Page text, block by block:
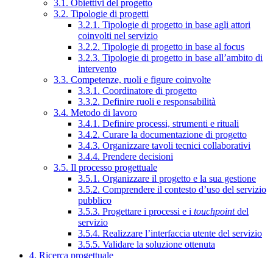
3.1. Obiettivi del progetto
3.2. Tipologie di progetti
3.2.1. Tipologie di progetto in base agli attori
coinvolti nel servizio
3.2.2. Tipologie di progetto in base al focus
3.2.3. Tipologie di progetto in base all’ambito di
intervento
3.3. Competenze, ruoli e figure coinvolte
3.3.1. Coordinatore di progetto
3.3.2. Definire ruoli e responsabilità
3.4. Metodo di lavoro
3.4.1. Definire processi, strumenti e rituali
3.4.2. Curare la documentazione di progetto
3.4.3. Organizzare tavoli tecnici collaborativi
3.4.4. Prendere decisioni
3.5. Il processo progettuale
3.5.1. Organizzare il progetto e la sua gestione
3.5.2. Comprendere il contesto d’uso del servizio
pubblico
3.5.3. Progettare i processi e i touchpointdel
servizio
3.5.4. Realizzare l’interfaccia utente del servizio
3.5.5. Validare la soluzione ottenuta
4. Ricerca progettuale